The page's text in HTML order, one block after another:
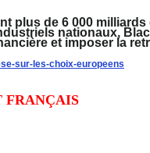
plus de 6 000 milliards
nationaux,
et imposer la
sur-les-choix-europeens
FRANÇAIS